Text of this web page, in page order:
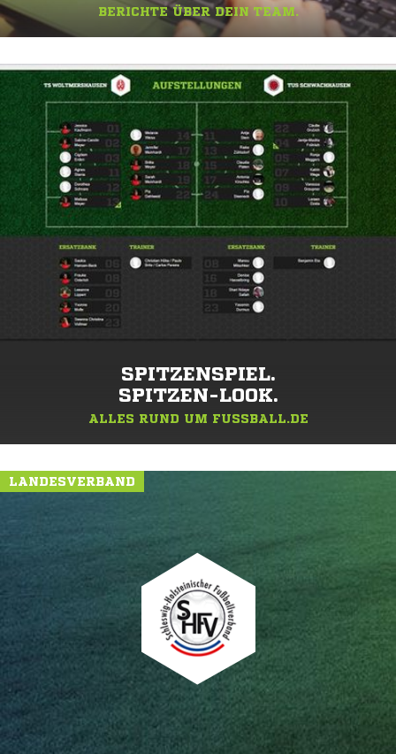
BERICHTE ÜBER DEIN TEAM.
SPITZENSPIEL.
SPITZEN-LOOK.
ALLES RUND UM FUSSBALL.DE
LANDESVERBAND